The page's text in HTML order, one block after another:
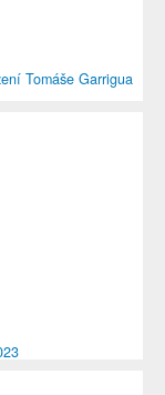
Tomáše Garrigua